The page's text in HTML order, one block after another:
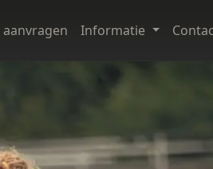
Informatie